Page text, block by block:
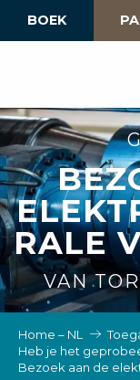
BOEK
RALE
VAN
Home – NL
Heb je het
Bezoek aan de